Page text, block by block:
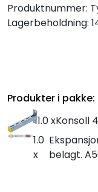
Produktnummer:
Lagerbeholdning:
Produkter i pakke:
1.0 xKonsoll
1.0
x
belagt.